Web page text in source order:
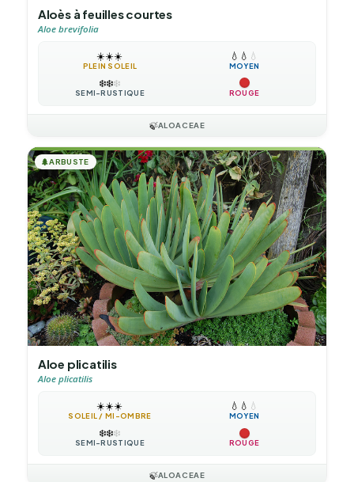
Aloès à feuilles courtes
Aloe brevifolia
☀️☀️☀️
PLEIN SOLEIL
💧 💧 💧
MOYEN
❄️❄️❄️
SEMI-RUSTIQUE ROUGE
🍃ALOACEAE
🌲ARBUSTE
Aloe plicatilis
Aloe plicatilis
☀️☀️☀️
SOLEIL / MI-OMBRE
💧 💧 💧
MOYEN
❄️❄️❄️
SEMI-RUSTIQUE ROUGE
🍃ALOACEAE